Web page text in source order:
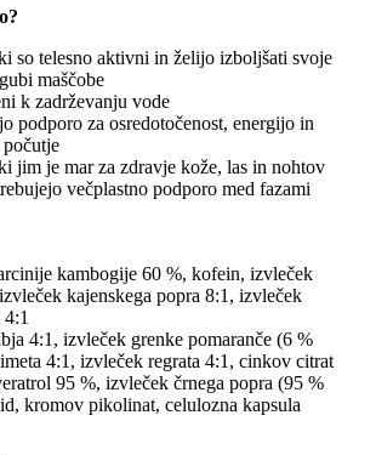
so telesno aktivni in želijo izboljšati svoje
maščobe
k zadrževanju vode
podporo za osredotočenost, energijo in
jim je mar za zdravje kože, las in nohtov
večplastno podporo med fazami
kambogije 60 %, kofein, izvleček
kajenskega popra 8:1, izvleček
4:1, izvleček grenke pomaranče (6 %
4:1, izvleček regrata 4:1, cinkov citrat
95 %, izvleček črnega popra (95 %
kromov pikolinat, celulozna kapsula